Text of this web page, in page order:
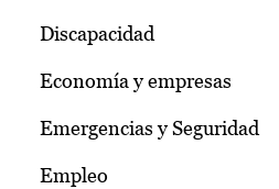
Discapacidad
Economía y empresas
Emergencias y Seguridad
Empleo